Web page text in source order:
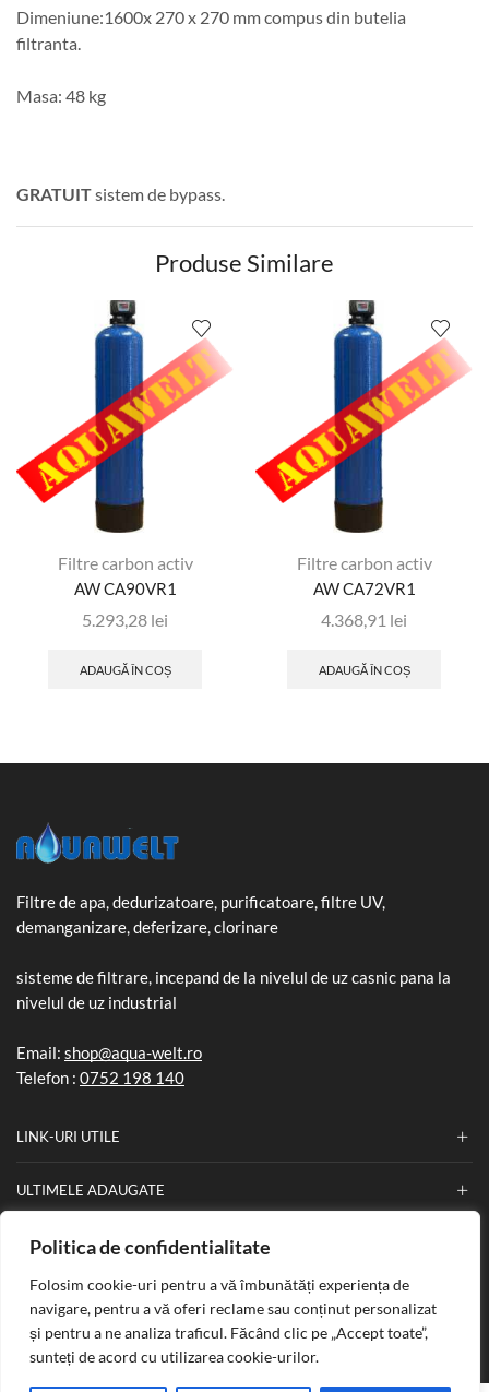
Politica de confidentialitate
Folosim cookie-uri pentru a vă îmbunătăți experiența de
navigare, pentru a vă oferi reclame sau conținut personalizat
și pentru a ne analiza traficul. Făcând clic pe „Accept toate”,
sunteți de acord cu utilizarea cookie-urilor.
Dimeniune:1600x 270 x 270 mm compus din butelia
filtranta.
Masa: 48 kg
GRATUITsistem de bypass.
Produse Similare
Filtre carbon activ
AW CA90VR1
5.293,28 lei
ADAUGĂ ÎN COȘ
Filtre carbon activ
AW CA72VR1
4.368,91 lei
ADAUGĂ ÎN COȘ
Filtre de apa, dedurizatoare, purificatoare, filtre UV,
demanganizare, deferizare, clorinare
sisteme de filtrare, incepand de la nivelul de uz casnic pana la
nivelul de uz industrial
Email: shop@aqua-welt.ro
Telefon : 0752 198 140
LINK-URI UTILE
ULTIMELE ADAUGATE
INFORMATII
Copyright © 2025Aqua Welt. Creat de